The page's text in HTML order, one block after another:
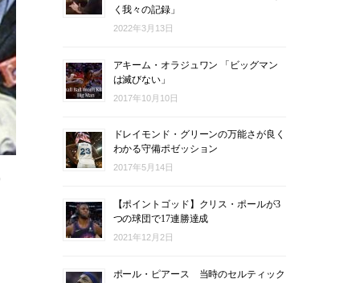
く我々の記録」
2022年3月13日
アキーム・オラジュワン 「ビッグマン
は滅びない」
2017年10月10日
ドレイモンド・グリーンの万能さが良く
わかる守備ポゼッション
2017年5月14日
【ポイントゴッド】クリス・ポールが3
つの球団で17連勝達成
2021年12月2日
ポール・ピアース 当時のセルティック